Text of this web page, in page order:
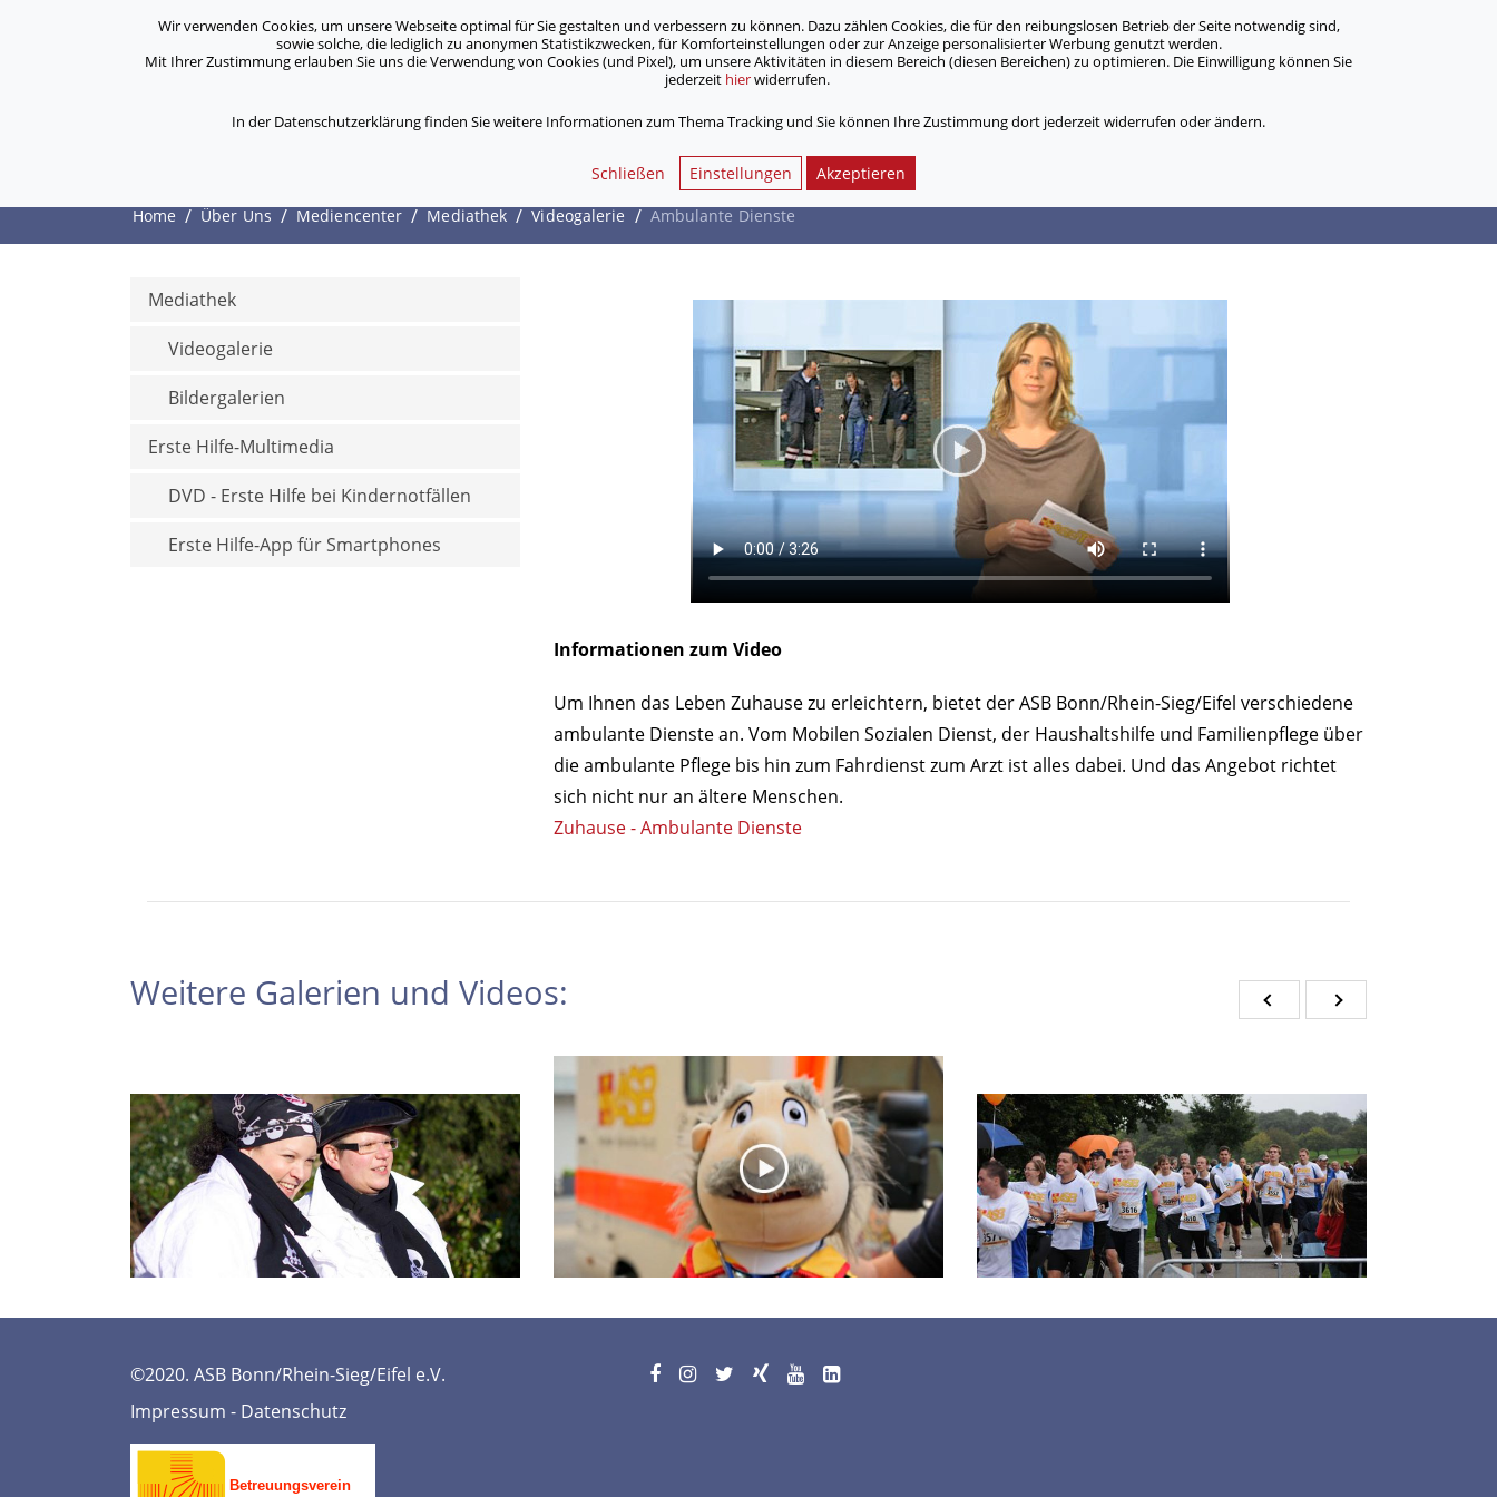
Standorte Jobs / Karriere
ASB Bonn/Rhein-Sieg/Eifel e.V.
Unsere Angebote Jobs & Karriere
Home / Über Uns / Mediencenter / Mediathek / Videogalerie / Ambulante Dienste
Mediathek
Videogalerie
Bildergalerien
Erste Hilfe-Multimedia
DVD - Erste Hilfe bei Kindernotfällen
Erste Hilfe-App für Smartphones
Informationen zum Video
Um Ihnen das Leben Zuhause zu erleichtern, bietet der ASB Bonn/Rhein-Sieg/Eifel verschiedene
ambulante Dienste an. Vom Mobilen Sozialen Dienst, der Haushaltshilfe und Familienpflege über
die ambulante Pflege bis hin zum Fahrdienst zum Arzt ist alles dabei. Und das Angebot richtet
sich nicht nur an ältere Menschen.
Zuhause - Ambulante Dienste
Weitere Galerien und Videos:
©2020. ASB Bonn/Rhein-Sieg/Eifel e.V.
Impressum - Datenschutz
Wir verwenden Cookies, um unsere Webseite optimal für Sie gestalten und verbessern zu können. Dazu zählen Cookies, die für den reibungslosen Betrieb der Seite notwendig sind,
sowie solche, die lediglich zu anonymen Statistikzwecken, für Komforteinstellungen oder zur Anzeige personalisierter Werbung genutzt werden.
Mit Ihrer Zustimmung erlauben Sie uns die Verwendung von Cookies (und Pixel), um unsere Aktivitäten in diesem Bereich (diesen Bereichen) zu optimieren. Die Einwilligung können Sie
jederzeit hierwiderrufen.
In der Datenschutzerklärung finden Sie weitere Informationen zum Thema Tracking und Sie können Ihre Zustimmung dort jederzeit widerrufen oder ändern.
Schließen Einstellungen Akzeptieren